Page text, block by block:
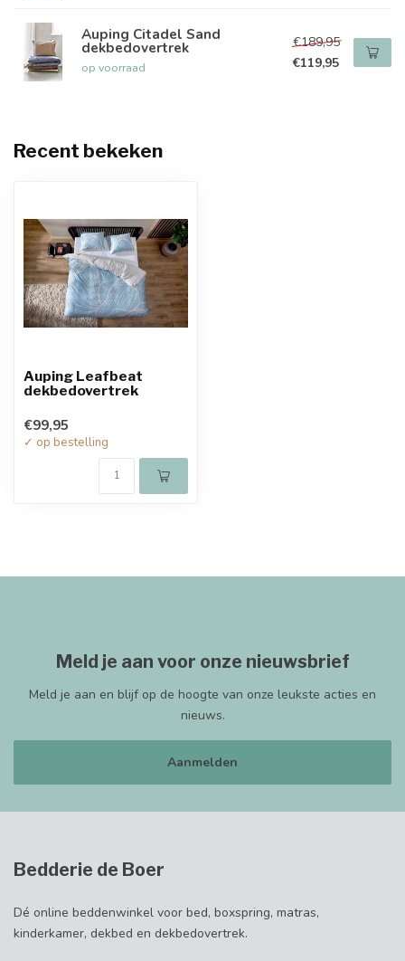
Auping Citadel Sand
dekbedovertrek
op voorraad
€189,95
€119,95
Recent bekeken
Auping Leafbeat
dekbedovertrek
€99,95
✓ op bestelling
Meld je aan voor onze nieuwsbrief
Meld je aan en blijf op de hoogte van onze leukste acties en
nieuws.
Aanmelden
Bedderie de Boer
Dé online beddenwinkel voor bed, boxspring, matras,
kinderkamer, dekbed en dekbedovertrek.